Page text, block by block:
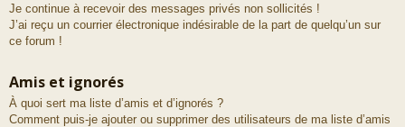
Je continue à recevoir des messages privés non sollicités !
J’ai reçu un courrier électronique indésirable de la part de quelqu’un sur
ce forum !
Amis et ignorés
À quoi sert ma liste d’amis et d’ignorés ?
Comment puis-je ajouter ou supprimer des utilisateurs de ma liste d’amis